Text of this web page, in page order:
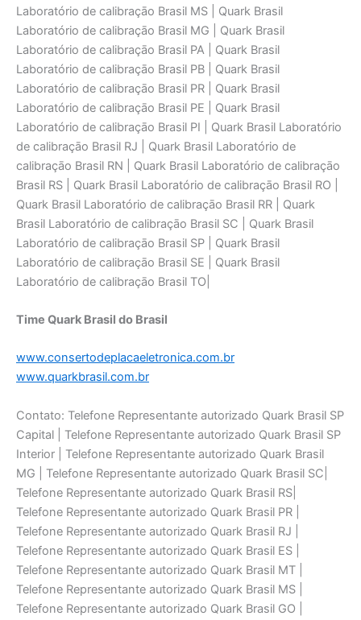
Laboratório de calibraçāo Brasil MS | Quark Brasil
Laboratório de calibraçāo Brasil MG | Quark Brasil
Laboratório de calibraçāo Brasil PA | Quark Brasil
Laboratório de calibraçāo Brasil PB | Quark Brasil
Laboratório de calibraçāo Brasil PR | Quark Brasil
Laboratório de calibraçāo Brasil PE | Quark Brasil
Laboratório de calibraçāo Brasil PI | Quark Brasil Laboratório
de calibraçāo Brasil RJ | Quark Brasil Laboratório de
calibraçāo Brasil RN | Quark Brasil Laboratório de calibraçāo
Brasil RS | Quark Brasil Laboratório de calibraçāo Brasil RO |
Quark Brasil Laboratório de calibraçāo Brasil RR | Quark
Brasil Laboratório de calibraçāo Brasil SC | Quark Brasil
Laboratório de calibraçāo Brasil SP | Quark Brasil
Laboratório de calibraçāo Brasil SE | Quark Brasil
Laboratório de calibraçāo Brasil TO|
Time Quark Brasil do Brasil
www.consertodeplacaeletronica.com.br
www.quarkbrasil.com.br
Contato: Telefone Representante autorizado Quark Brasil SP
Capital | Telefone Representante autorizado Quark Brasil SP
Interior | Telefone Representante autorizado Quark Brasil
MG | Telefone Representante autorizado Quark Brasil SC|
Telefone Representante autorizado Quark Brasil RS|
Telefone Representante autorizado Quark Brasil PR |
Telefone Representante autorizado Quark Brasil RJ |
Telefone Representante autorizado Quark Brasil ES |
Telefone Representante autorizado Quark Brasil MT |
Telefone Representante autorizado Quark Brasil MS |
Telefone Representante autorizado Quark Brasil GO |